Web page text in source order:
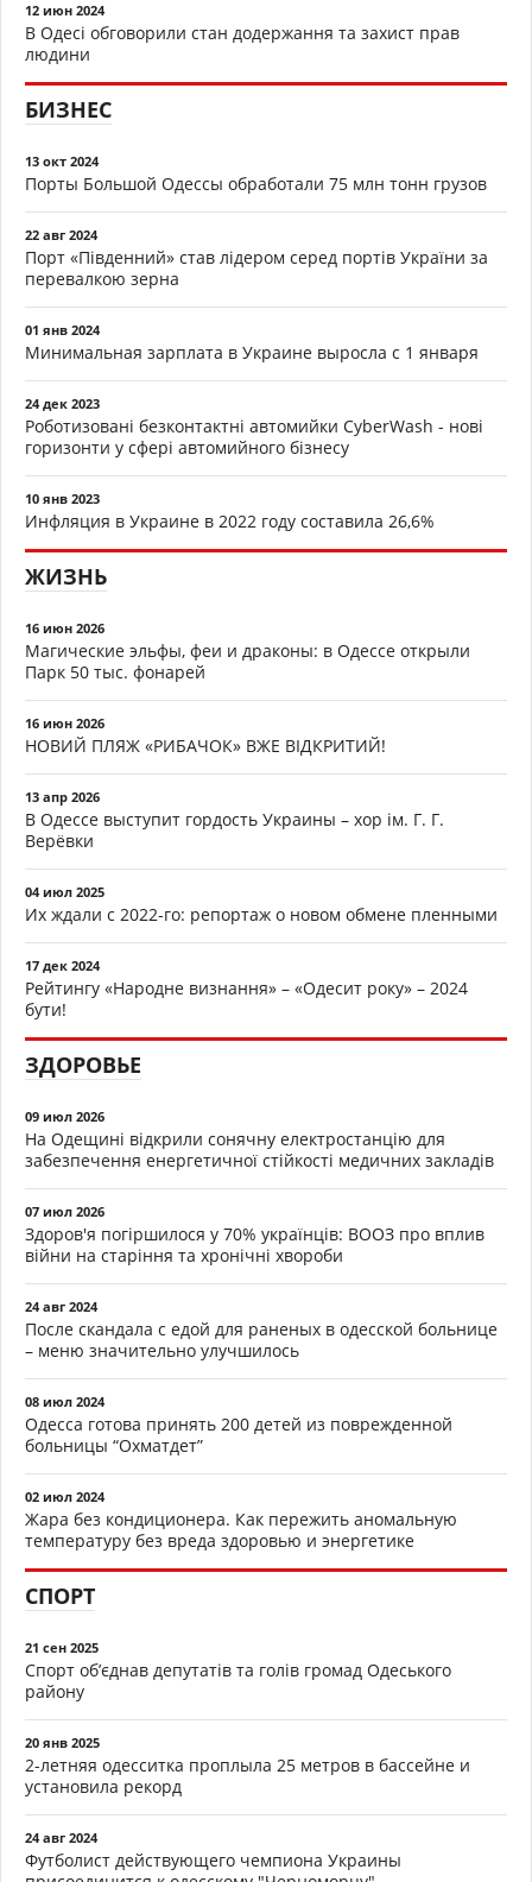
12 июн 2024
В Одесі обговорили стан додержання та захист прав
людини
БИЗНЕС
13 окт 2024
Порты Большой Одессы обработали 75 млн тонн грузов
22 авг 2024
Порт «Південний» став лідером серед портів України за
перевалкою зерна
01 янв 2024
Минимальная зарплата в Украине выросла с 1 января
24 дек 2023
Роботизовані безконтактні автомийки CyberWash - нові
горизонти у сфері автомийного бізнесу
10 янв 2023
Инфляция в Украине в 2022 году составила 26,6%
ЖИЗНЬ
16 июн 2026
Магические эльфы, феи и драконы: в Одессе открыли
Парк 50 тыс. фонарей
16 июн 2026
НОВИЙ ПЛЯЖ «РИБАЧОК» ВЖЕ ВІДКРИТИЙ!
13 апр 2026
В Одессе выступит гордость Украины – хор ім. Г. Г.
Верёвки
04 июл 2025
Их ждали с 2022-го: репортаж о новом обмене пленными
17 дек 2024
Рейтингу «Народне визнання» – «Одесит року» – 2024
бути!
ЗДОРОВЬЕ
09 июл 2026
На Одещині відкрили сонячну електростанцію для
забезпечення енергетичної стійкості медичних закладів
07 июл 2026
Здоров'я погіршилося у 70% українців: ВООЗ про вплив
війни на старіння та хронічні хвороби
24 авг 2024
После скандала с едой для раненых в одесской больнице
– меню значительно улучшилось
08 июл 2024
Одесса готова принять 200 детей из поврежденной
больницы “Охматдет”
02 июл 2024
Жара без кондиционера. Как пережить аномальную
температуру без вреда здоровью и энергетике
СПОРТ
21 сен 2025
Спорт об’єднав депутатів та голів громад Одеського
району
20 янв 2025
2-летняя одесситка проплыла 25 метров в бассейне и
установила рекорд
24 авг 2024
Футболист действующего чемпиона Украины